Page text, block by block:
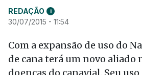
REDAÇÃO i
30/07/2015 - 11:54
Com a expansão de uso do
de cana terá um novo aliado